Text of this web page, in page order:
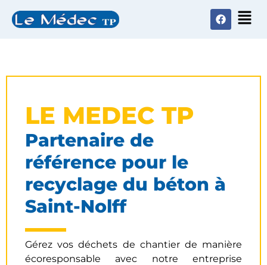
LE MEDEC TP
Partenaire de
référence pour le
recyclage du béton à
Saint-Nolff
Gérez vos déchets de chantier de manière
écoresponsable avec notre entreprise